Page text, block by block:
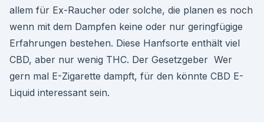
allem für Ex-Raucher oder solche, die planen es noch
wenn mit dem Dampfen keine oder nur geringfügige
Erfahrungen bestehen. Diese Hanfsorte enthält viel
CBD, aber nur wenig THC. Der Gesetzgeber Wer
gern mal E-Zigarette dampft, für den könnte CBD E-
Liquid interessant sein.